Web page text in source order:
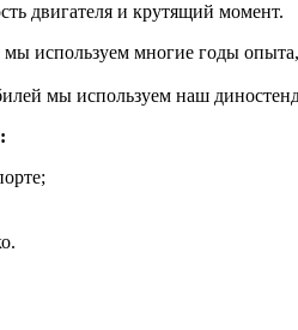
двигателя и крутящий момент.
используем многие годы
мы используем наш